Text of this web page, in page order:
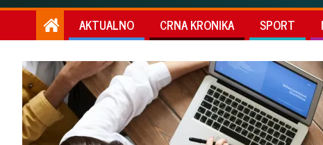
AKTUALNO CRNA KRONIKA SPORT